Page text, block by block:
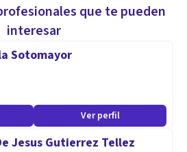
breve con orientación
participativo, trabajo con
contextual.
adultos mayores y parejas
que te pueden
interesar
Sotomayor
Ver perfil
Jesus Gutierrez Tellez